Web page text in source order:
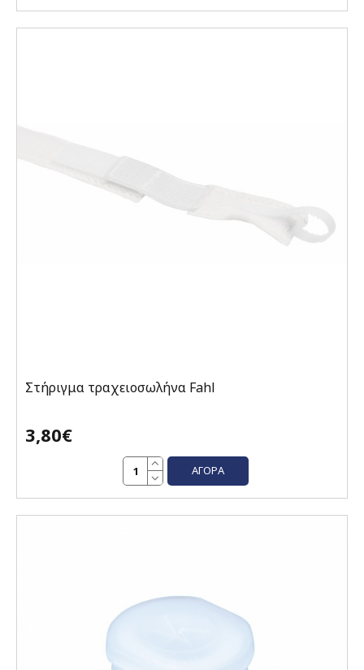
Στήριγμα τραχειοσωλήνα Fahl
3,80€
ΑΓΟΡΆ